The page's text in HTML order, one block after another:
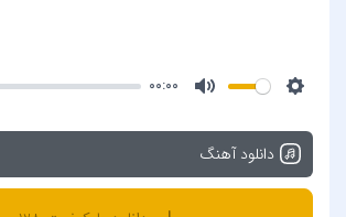
00:00
دانلود آهنگ